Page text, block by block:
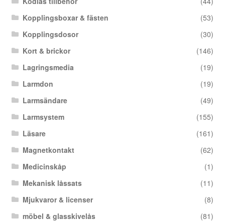
Kopplingsboxar & fästen
(53)
Kopplingsdosor
(30)
Kort & brickor
(146)
Lagringsmedia
(19)
Larmdon
(19)
Larmsändare
(49)
Larmsystem
(155)
Läsare
(161)
Magnetkontakt
(62)
Medicinskåp
(1)
Mekanisk låssats
(11)
Mjukvaror & licenser
(8)
möbel & glasskivelås
(81)